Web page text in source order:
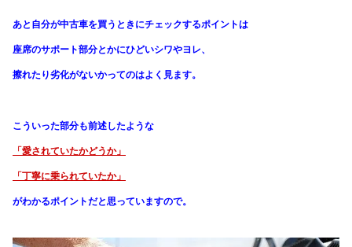
あと自分が中古車を買うときにチェックするポイントは
座席のサポート部分とかにひどいシワやヨレ、
擦れたり劣化がないかってのはよく見ます。
こういった部分も前述したような
「愛されていたかどうか」
「丁寧に乗られていたか」
がわかるポイントだと思っていますので。